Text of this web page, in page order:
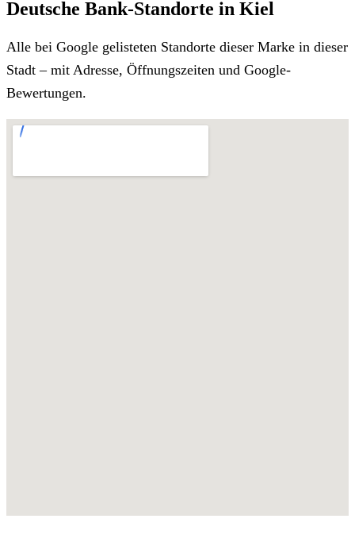
Deutsche Bank-Standorte in Kiel
Alle bei Google gelisteten Standorte dieser Marke in dieser
Stadt – mit Adresse, Öffnungszeiten und Google-
Bewertungen.